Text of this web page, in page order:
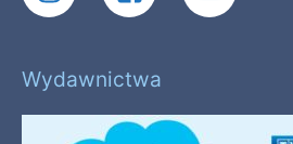
Wydawnictwa